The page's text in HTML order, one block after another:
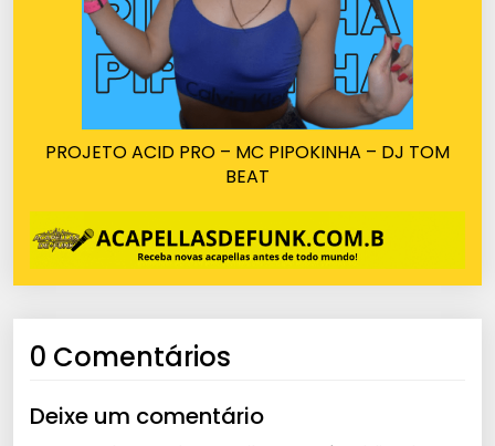
PROJETO ACID PRO – MC PIPOKINHA – DJ TOM
BEAT
0 Comentários
Deixe um comentário